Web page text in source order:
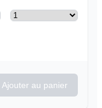
Ajouter au panier